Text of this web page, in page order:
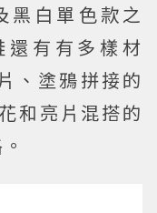
黑白單色款之
有有多樣材
、塗鴉拼接的
和亮片混搭的